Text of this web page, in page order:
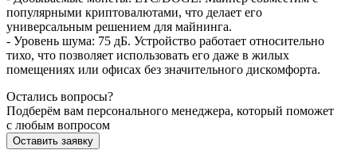
популярными криптовалютами, что делает его
универсальным решением для майнинга.
- Уровень шума: 75 дБ. Устройство работает относительно
тихо, что позволяет использовать его даже в жилых
помещениях или офисах без значительного дискомфорта.
Остались вопросы?
Подберём вам персонального менеджера, который поможет
с любым вопросом
Оставить заявку